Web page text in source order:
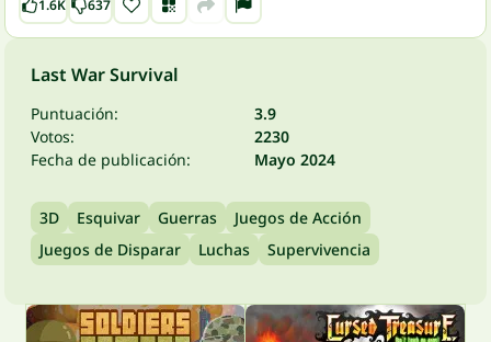
1.6K 637
Last War Survival
Puntuación:
3.9
Votos:
2230
Fecha de publicación:
Mayo 2024
3D Esquivar Guerras
Juegos de Acción
Juegos de Disparar
Luchas Supervivencia